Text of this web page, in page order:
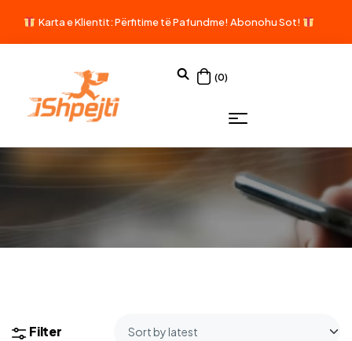
Karta e Klientit: Përfitime të Pafundme! Abonohu Sot!
(0)
Filter